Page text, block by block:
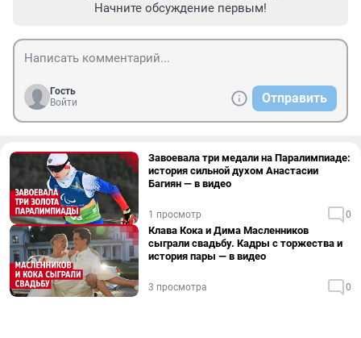
Начните обсуждение первым!
Гость
Войти
Отправить
Завоевала три медали на Паралимпиаде:
история сильной духом Анастасии
Багиян — в видео
1 просмотр 0
Клава Кока и Дима Масленников
сыграли свадьбу. Кадры с торжества и
история пары — в видео
3 просмотра 0